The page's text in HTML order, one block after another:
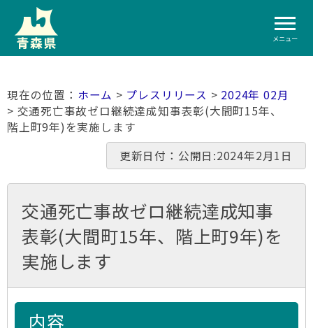
メニュー
ホーム > プレスリリース > 2024年 02月
> 交通死亡事故ゼロ継続達成知事表彰(大間町15年、
階上町9年)を実施します
更新日付：公開日:2024年2月1日
交通死亡事故ゼロ継続達成知事
表彰(大間町15年、階上町9年)を
実施します
内容